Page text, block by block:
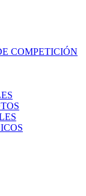
COMPETICIÓN